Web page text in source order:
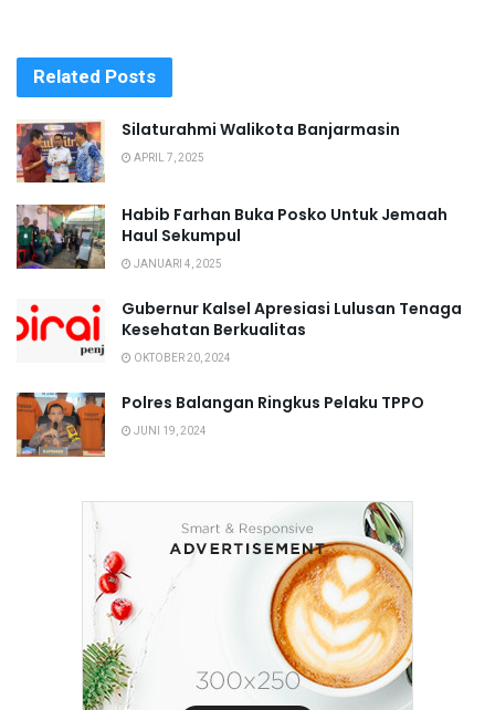
Related Posts
Silaturahmi Walikota Banjarmasin
APRIL 7, 2025
Habib Farhan Buka Posko Untuk Jemaah
Haul Sekumpul
JANUARI 4, 2025
Gubernur Kalsel Apresiasi Lulusan Tenaga
Kesehatan Berkualitas
OKTOBER 20, 2024
Polres Balangan Ringkus Pelaku TPPO
JUNI 19, 2024